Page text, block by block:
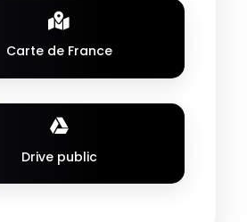
Carte de France
Drive public